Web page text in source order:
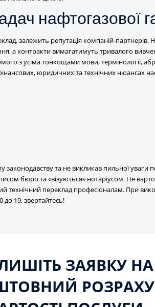
нафтогазової
залежить репутація компаній-
а контракти вимагатимуть тривалого
з усіма тонкощами мови, термінології,
юридичних та технічних нюансах
та не викликав пильної уваги
бюро та «візуються» нотаріусом. Не
технічний переклад професіоналам. При
до 19, звертайтесь!
ЗАЯВКУ НА